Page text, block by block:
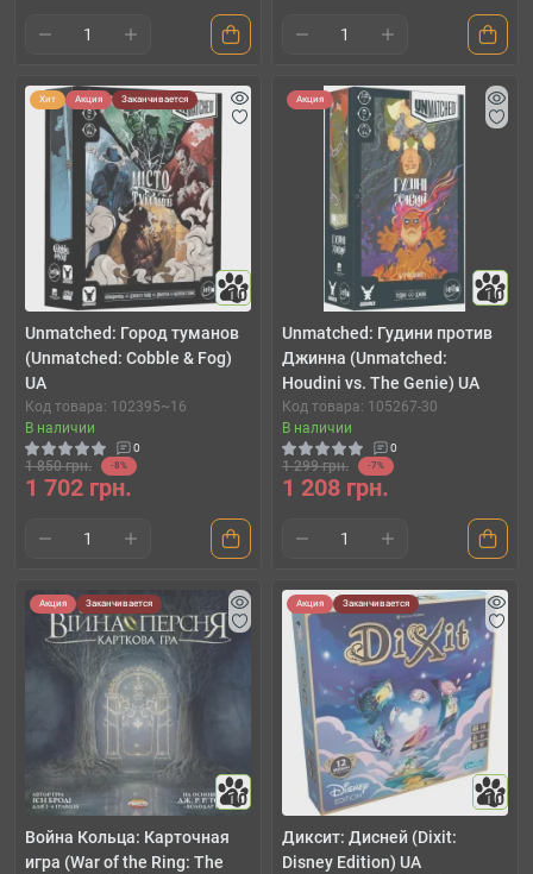
Хит Акция Заканчивается
10
Unmatched: Город туманов
(Unmatched: Cobble & Fog)
UA
Код товара: 102395~16
В наличии
0
1 850 грн. -8%
1 702 грн.
Акция
10
Unmatched: Гудини против
Джинна (Unmatched:
Houdini vs. The Genie) UA
Код товара: 105267-30
В наличии
0
1 299 грн. -7%
1 208 грн.
Акция Заканчивается
10
Война Кольца: Карточная
игра (War of the Ring: The
Акция Заканчивается
10
Диксит: Дисней (Dixit:
Disney Edition) UA